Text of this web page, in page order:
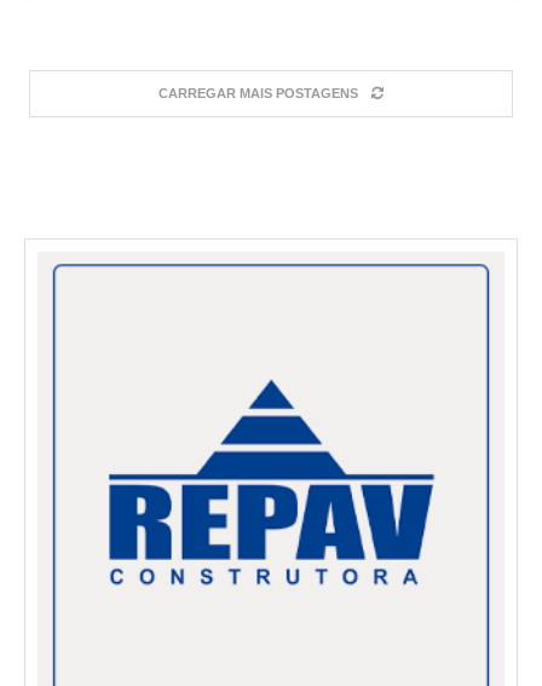
CARREGAR MAIS POSTAGENS